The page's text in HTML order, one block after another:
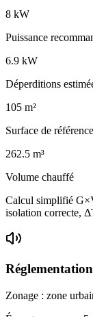
8 kW
Puissance
6.9 kW
Déperditions
105 m²
Surface de référence
262.5 m³
Volume chauffé
Calcul simplifié
isolation correcte,
Zonage : zone